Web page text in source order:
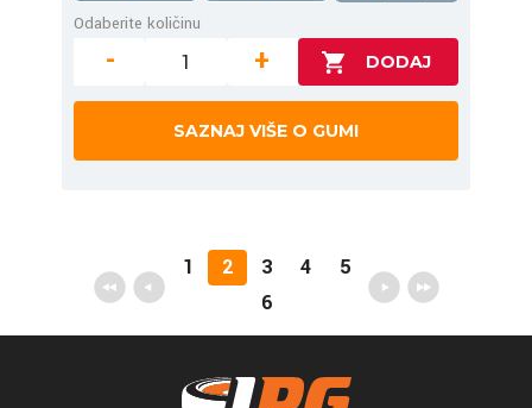
Odaberite količinu
- +
SAZNAJ VIŠE O GUMI
1 2 3 4
5
6